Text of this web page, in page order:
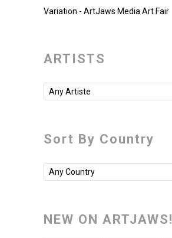
Variation - ArtJaws Media Art Fair
ARTISTS
Any Artiste
Sort By Country
Any Country
NEW ON ARTJAWS!